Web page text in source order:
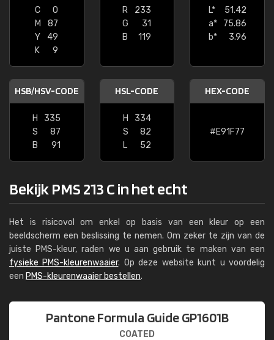
C
0
M
87
Y
49
K
9
R
233
G
31
B
119
L*
51.42
a*
75.86
b*
3.96
HSB/HSV-CODE
H
335
S
87
B
91
HSL-CODE
H
334
S
82
L
52
HEX-CODE
#E91F77
Bekijk PMS 213 C in het echt
Het is risicovol om enkel op basis van een kleur op een
beeldscherm een beslissing te nemen. Om zeker te zijn van de
juiste PMS-kleur, raden we u aan gebruik te maken van een
fysieke PMS-kleurenwaaier. Op deze website kunt u voordelig
een PMS-kleurenwaaier bestellen.
Pantone Formula Guide GP1601B
COATED